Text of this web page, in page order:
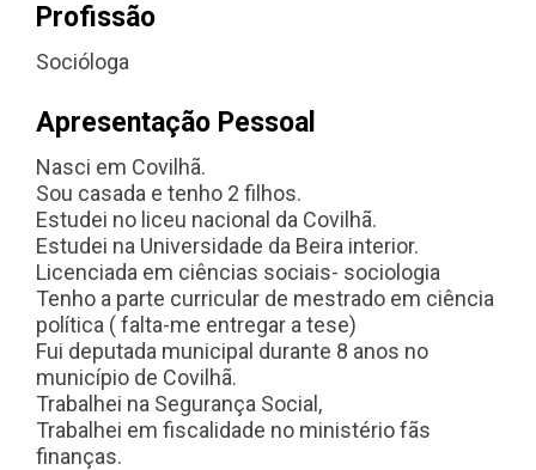
Profissão
Socióloga
Apresentação Pessoal
Nasci em Covilhã.
Sou casada e tenho 2 filhos.
Estudei no liceu nacional da Covilhã.
Estudei na Universidade da Beira interior.
Licenciada em ciências sociais- sociologia
Tenho a parte curricular de mestrado em ciência
política ( falta-me entregar a tese)
Fui deputada municipal durante 8 anos no
município de Covilhã.
Trabalhei na Segurança Social,
Trabalhei em fiscalidade no ministério fãs
finanças.